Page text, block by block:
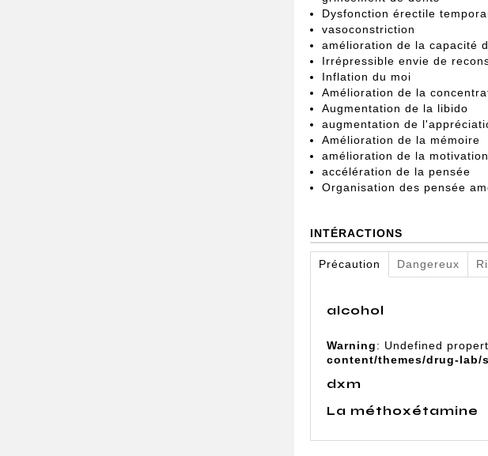
Dysfonction érectile
vasoconstriction
amélioration de la capacité
Irrépressible envie de
Inflation du moi
Amélioration de la
Augmentation de la libido
augmentation de
Amélioration de la mémoire
amélioration de la motivation
accélération de la pensée
Organisation des pensée
INTÉRACTIONS
Précaution Dangereux
alcohol
Warning: Undefined
content/themes/drug-lab/
dxm
La méthoxétamine